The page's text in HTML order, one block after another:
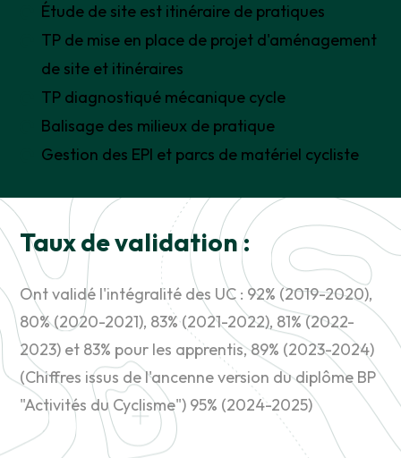
Étude de site est itinéraire de pratiques
TP de mise en place de projet d'aménagement
de site et itinéraires
TP diagnostiqué mécanique cycle
Balisage des milieux de pratique
Gestion des EPI et parcs de matériel cycliste
Taux de validation :
Ont validé l'intégralité des UC : 92% (2019-2020),
80% (2020-2021), 83% (2021-2022), 81% (2022-
2023) et 83% pour les apprentis, 89% (2023-2024)
(Chiffres issus de l'ancenne version du diplôme BP
"Activités du Cyclisme") 95% (2024-2025)